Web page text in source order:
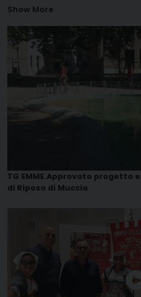
Show More
TG EMME.Approvato progetto
di Riposo di Muccia